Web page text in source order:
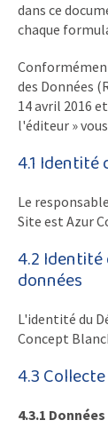
dans ce
chaque
des Données
14 avril 2016
l'éditeur »
4.1
Le
Site est Azur
4.2 Identité
données
L'identité du
Concept
4.3
4.3.1